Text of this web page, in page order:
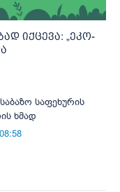
იქცევა: „ეკო-
საფეხურის
ხმად